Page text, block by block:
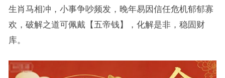
生肖马相冲，小事争吵频发，晚年易因信任危机郁郁寡
欢，破解之道可佩戴【五帝钱】，化解是非，稳固财
库。